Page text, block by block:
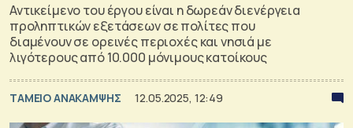
Αντικείμενο του έργου είναι η δωρεάν διενέργεια
προληπτικών εξετάσεων σε πολίτες που
διαμένουν σε ορεινές περιοχές και νησιά με
λιγότερους από 10.000 μόνιμους κατοίκους
ΤΑΜΕΙΟ ΑΝΑΚΑΜΨΗΣ 12.05.2025, 12:49